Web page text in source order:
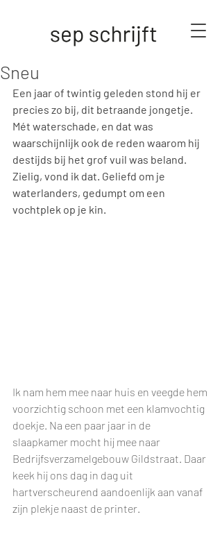
Sneu
Een jaar of twintig geleden stond hij er
precies zo bij, dit betraande jongetje.
Mét waterschade, en dat was
waarschijnlijk ook de reden waarom hij
destijds bij het grof vuil was beland.
Zielig, vond ik dat. Geliefd om je
waterlanders, gedumpt om een
vochtplek op je kin.
Ik nam hem mee naar huis en veegde hem
voorzichtig schoon met een klamvochtig
doekje. Na een paar jaar in de
slaapkamer mocht hij mee naar
Bedrijfsverzamelgebouw Gildstraat. Daar
keek hij ons dag in dag uit
hartverscheurend aandoenlijk aan vanaf
zijn plekje naast de printer.